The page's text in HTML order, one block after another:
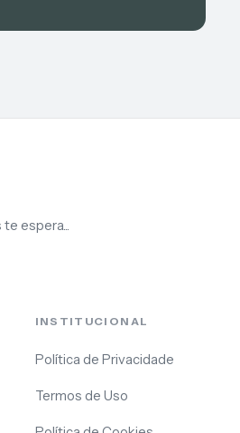
espera...
INSTITUCIONAL
Política de Privacidade
Termos de Uso